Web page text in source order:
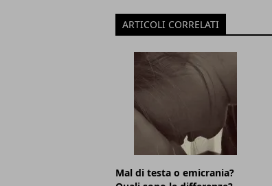
ARTICOLI CORRELATI
Mal di testa o emicrania?